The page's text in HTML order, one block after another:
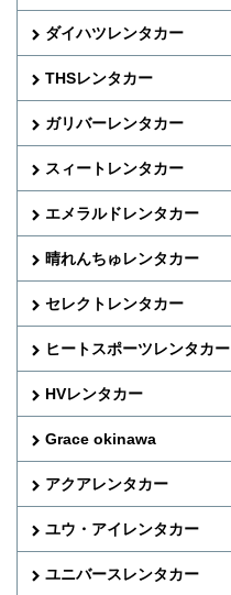
ダイハツレンタカー
THSレンタカー
ガリバーレンタカー
スィートレンタカー
エメラルドレンタカー
晴れんちゅレンタカー
セレクトレンタカー
ヒートスポーツレンタカー
HVレンタカー
Grace okinawa
アクアレンタカー
ユウ・アイレンタカー
ユニバースレンタカー